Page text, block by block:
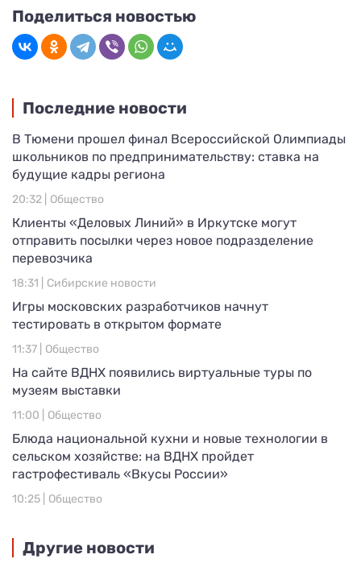
Поделиться новостью
Последние новости
В Тюмени прошел финал Всероссийской Олимпиады
школьников по предпринимательству: ставка на
будущие кадры региона
20:32 | Общество
Клиенты «Деловых Линий» в Иркутске могут
отправить посылки через новое подразделение
перевозчика
18:31 | Сибирские новости
Игры московских разработчиков начнут
тестировать в открытом формате
11:37 | Общество
На сайте ВДНХ появились виртуальные туры по
музеям выставки
11:00 | Общество
Блюда национальной кухни и новые технологии в
сельском хозяйстве: на ВДНХ пройдет
гастрофестиваль «Вкусы России»
10:25 | Общество
Другие новости